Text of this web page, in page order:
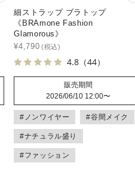
細ストラップ ブラトップ
《BRAmone Fashion
Glamorous》
¥4,790
4.8 （44）
販売期間
2026/06/10 12:00〜
#ノンワイヤー #谷間メイク
#ナチュラル盛り
#ファッション